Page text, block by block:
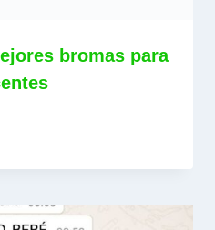
bromas para